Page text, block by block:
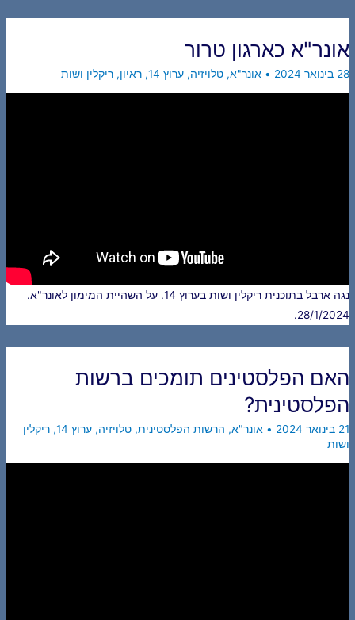
אונר"א כארגון טרור
28 בינואר 2024 • אונר"א, טלויזיה, ערוץ 14 , ראיון, ריקלין ושות
נגה ארבל בתוכנית ריקלין ושות בערוץ 14. על השהיית המימון לאונר"א.
28/1/2024.
האם הפלסטינים תומכים ברשות
הפלסטינית?
21 בינואר 2024 • אונר"א, הרשות הפלסטינית, טלויזיה, ערוץ 14 , ריקלין
ושות